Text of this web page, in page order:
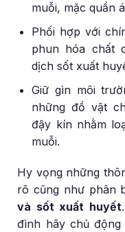
muỗi, mặc quần
Phối hợp với
phun hóa chất
dịch sốt xuất
Giữ gìn môi
những đồ vật
đậy kín nhằm
muỗi.
Hy vọng những
rõ cũng như phân
và sốt xuất huyết
đình hãy chủ